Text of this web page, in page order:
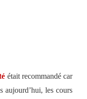
était recommandé car
aujourd’hui, les cours